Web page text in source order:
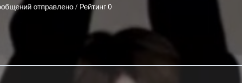
отправлено / Рейтинг 0